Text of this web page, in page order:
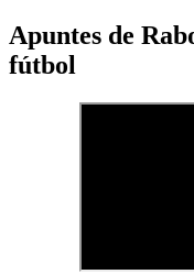
Apuntes de
fútbol